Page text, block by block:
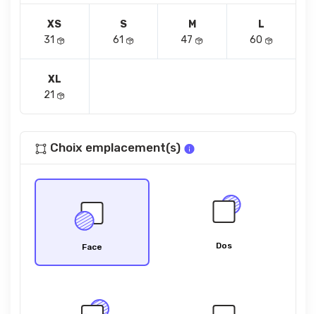
XS
31
S
61
M
47
L
60
XL
21
Choix emplacement(s)
Face Dos